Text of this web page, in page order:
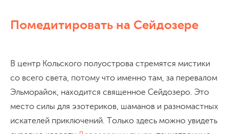
Помедитировать на Сейдозере
В центр Кольского полуострова стремятся мистики
со всего света, потому что именно там, за перевалом
Эльморайок, находится священное Сейдозеро. Это
место силы для эзотериков, шаманов и разномастных
искателей приключений. Только здесь можно увидеть